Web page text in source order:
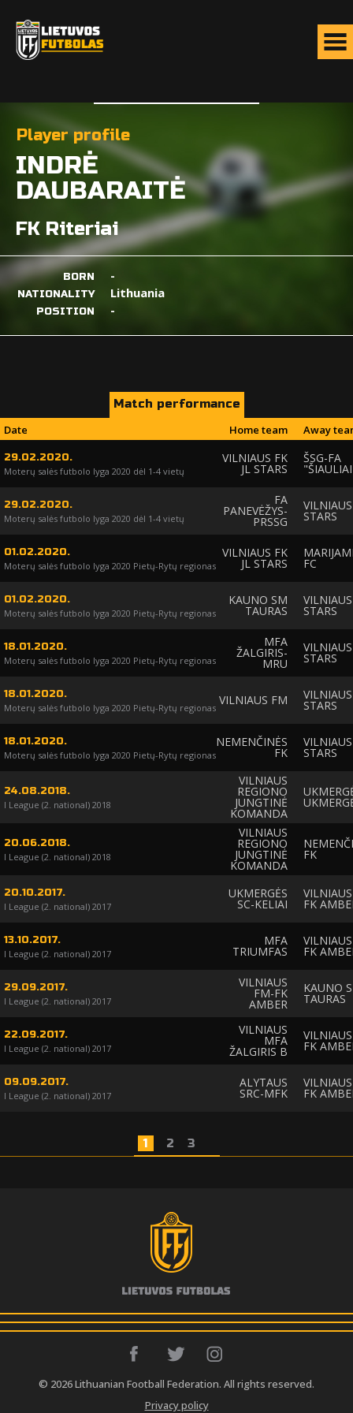
Player profile
INDRĖ
DAUBARAITĖ
FK Riteriai
BORN -
NATIONALITY Lithuania
POSITION -
Match performance
Date
Home team Away
29.02.2020.
Moterų salės futbolo lyga 2020 dėl 1-4 vietų
VILNIAUS FK
JL STARS
ŠSG-FA
29.02.2020.
Moterų salės futbolo lyga 2020 dėl 1-4 vietų
FA
PANEVĖŽYS-
PRSSG STARS
01.02.2020.
Moterų salės futbolo lyga 2020 Pietų-Rytų regionas
VILNIAUS FK
JL STARS FC
01.02.2020.
Moterų salės futbolo lyga 2020 Pietų-Rytų regionas
KAUNO SM
TAURAS STARS
18.01.2020.
Moterų salės futbolo lyga 2020 Pietų-Rytų regionas
MFA
ŽALGIRIS-
MRU STARS
18.01.2020.
Moterų salės futbolo lyga 2020 Pietų-Rytų regionas
VILNIAUS FM STARS
18.01.2020.
Moterų salės futbolo lyga 2020 Pietų-Rytų regionas
NEMENČINĖS
FK STARS
24.08.2018.
I League (2. national) 2018
VILNIAUS
REGIONO
JUNGTINĖ
KOMANDA
20.06.2018.
I League (2. national) 2018
VILNIAUS
REGIONO
JUNGTINĖ
KOMANDA
FK
20.10.2017.
I League (2. national) 2017
UKMERGĖS
SC-KELIAI FK
13.10.2017.
I League (2. national) 2017
MFA
TRIUMFAS FK
29.09.2017.
I League (2. national) 2017
VILNIAUS
FM-FK
AMBER
KAUNO
TAURAS
22.09.2017.
I League (2. national) 2017
VILNIAUS
MFA
ŽALGIRIS B FK
09.09.2017.
I League (2. national) 2017
ALYTAUS
SRC-MFK FK
1 2 3
© 2026 Lithuanian Football Federation. All rights reserved.
Privacy policy